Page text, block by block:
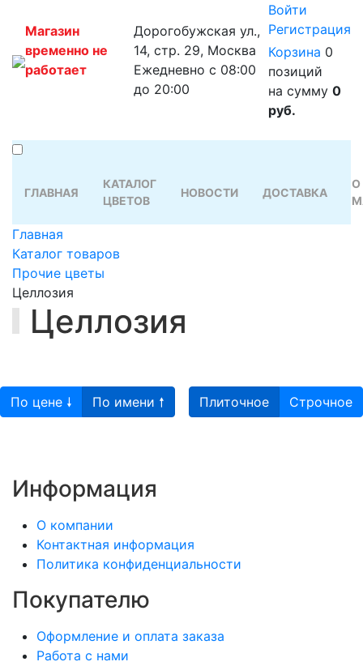
Магазин
временно не
работает
Дорогобужская ул.,
14, стр. 29, Москва
Ежедневно с 08:00
до 20:00
Войти
Регистрация
Корзина 0
позиций
на сумму 0
руб.
ГЛАВНАЯ
КАТАЛОГ
ЦВЕТОВ
НОВОСТИ ДОСТАВКА
О
Главная
Каталог товаров
Прочие цветы
Целлозия
Целлозия
По цене 🠗 По имени 🠕 Плиточное Строчное
Информация
О компании
Контактная информация
Политика конфиденциальности
Покупателю
Оформление и оплата заказа
Работа с нами